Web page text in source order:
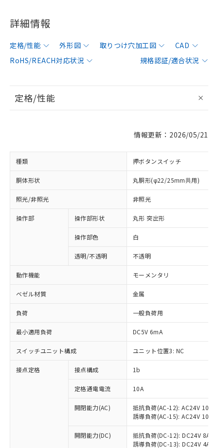
詳細情報
定格/性能 外形図 取りつけ穴加工図
CAD
RoHS/REACH対応状況
規格認証/適合状況
定格/性能
情報更新：2026/05/21
種類 押ボタンスイッチ
胴体形状 丸胴形(φ22/25mm共用)
照光/非照光 非照光
操作部 操作部形状 丸形 突出形
操作部色 白
透明/不透明 不透明
動作機能 モーメンタリ
ベゼル材質 金属
負荷 一般負荷用
最小適用負荷 DC5V 6mA
スイッチユニット構成 ユニット位置3: NC
接点定格 接点構成 1b
定格通電電流 10A
開閉能力(AC)
抵抗負荷(AC-12): AC24V 10A/
誘導負荷(AC-15): AC24V
開閉能力(DC)
抵抗負荷(DC-12): DC24V 8A/
誘導負荷(DC-13): DC24V 4A/
ご利用条件
対応済み：EU RoHS指令（10物質）の
非含有に対応した製品が提供可能な商品で
対応予定：EU RoHS指令（10物質）の非含
有に対応した製品に切り替える予定のある